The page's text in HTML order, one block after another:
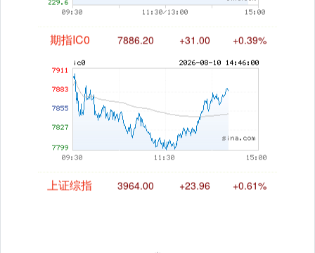
期指IC0
上证综指